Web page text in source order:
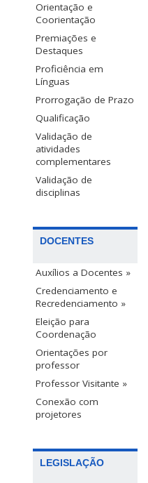
Orientação e
Coorientação
Premiações e
Destaques
Proficiência em
Línguas
Prorrogação de Prazo
Qualificação
Validação de
atividades
complementares
Validação de
disciplinas
DOCENTES
Auxílios a Docentes »
Credenciamento e
Recredenciamento »
Eleição para
Coordenação
Orientações por
professor
Professor Visitante »
Conexão com
projetores
LEGISLAÇÃO